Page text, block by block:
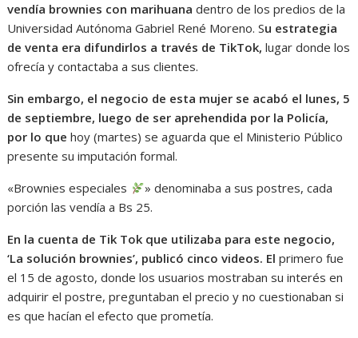
vendía brownies con marihuanadentro de los predios de la
Universidad Autónoma Gabriel René Moreno. Su estrategia
de venta era difundirlos a través de TikTok,lugar donde los
ofrecía y contactaba a sus clientes.
Sin embargo, el negocio de esta mujer se acabó el lunes, 5
de septiembre, luego de ser aprehendida por la Policía,
por lo quehoy (martes) se aguarda que el Ministerio Público
presente su imputación formal.
«Brownies especiales
» denominaba a sus postres, cada
porción las vendía a Bs 25.
En la cuenta de Tik Tok que utilizaba para este negocio,
‘La solución brownies’, publicó cinco videos. El primero fue
el 15 de agosto, donde los usuarios mostraban su interés en
adquirir el postre, preguntaban el precio y no cuestionaban si
es que hacían el efecto que prometía.